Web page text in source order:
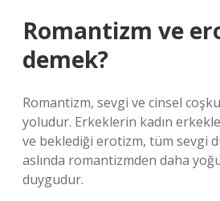
Romantizm ve
demek?
Romantizm, sevgi ve cinsel
yoludur. Erkeklerin kadın
ve beklediği erotizm, tüm sevgi
aslında romantizmden daha
duygudur.